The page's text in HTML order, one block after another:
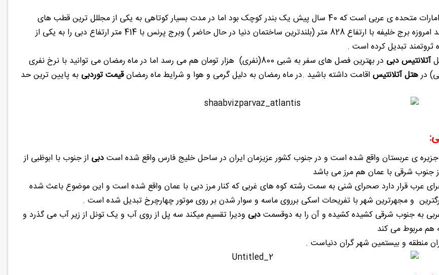
بزرگترین شهر امارات متحده ی عربی است که 40 سال پیش یک بندر کوچک بود اما در مدت بسیار کوتاهی به یکی از مجللل ترین قطب های
گردشگری تبدیل شد امروزه برج خلیفه با ارتفاع 828 متر (بلندترین ساختمان دنیا در حال حاضر ) وبرج پرنس با 414 متر ارتفاع دبی را به یکی از
ثروتمند تبدیل کرده است .
آتلانتیس دبی
در بهترین فصل های سفر به شبی 800(نفری) هزار تومان هم می رسد اما در ماه رمضان می توانید با نرخ نفری
هتل آتلانتیس اقامت داشته باشید .در ماه رمضان به دلیل گرمی و هوا و شرایط ماه رمضانقیمت توردبی به پایین ترین حد
ی عربستان واقع شده است و در جنوب کشور عزیزمان ایران در ساحل خلیج فارس واقع شده استدبی از جنوب با ابوظبی از
جنوب شرقی با عمان هم مرز می باشد
عرب قرار دارد صحرای شنی به سمت رشته کوه های غربی که کنار مرز دبی با عمان واقع شده است و این موضوع باعث شده
و مجهرترین شهر با تفریحات اسکی برروی ماسه و سوار شدن بر روی موتور چهارچرخ تبدیل شده است .
به جنوب شرقی کشیده کشیده و آن را به دوقسمتدبی ودیرا تقسیم میکند سه پل از روی آب و یک تونل از زیر آب می گذرد و
هم مربوط می کند
منطقه و بیستمین شهر گران دنیاست .